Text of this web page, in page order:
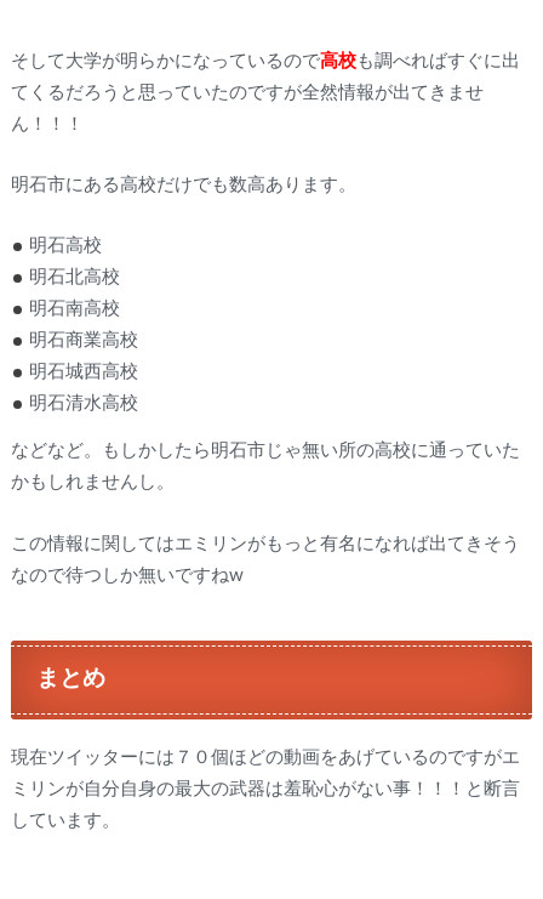
そして大学が明らかになっているので高校も調べればすぐに出
てくるだろうと思っていたのですが全然情報が出てきませ
ん！！！
明石市にある高校だけでも数高あります。
明石高校
明石北高校
明石南高校
明石商業高校
明石城西高校
明石清水高校
などなど。もしかしたら明石市じゃ無い所の高校に通っていた
かもしれませんし。
この情報に関してはエミリンがもっと有名になれば出てきそう
なので待つしか無いですねw
まとめ
現在ツイッターには７０個ほどの動画をあげているのですがエ
ミリンが自分自身の最大の武器は羞恥心がない事！！！と断言
しています。